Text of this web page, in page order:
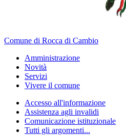
Comune di Rocca di Cambio
Amministrazione
Novità
Servizi
Vivere il comune
Accesso all'informazione
Assistenza agli invalidi
Comunicazione istituzionale
Tutti gli argomenti...